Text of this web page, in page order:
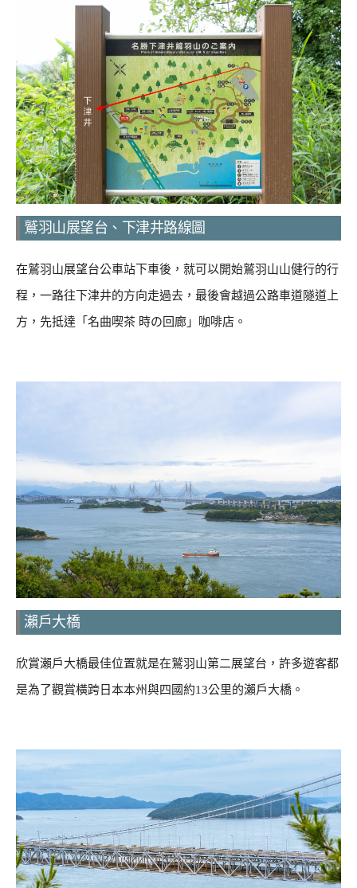
鷲羽山展望台、下津井路線圖
在鷲羽山展望台公車站下車後，就可以開始鷲羽山山健行的行
程，一路往下津井的方向走過去，最後會越過公路車道隧道上
方，先抵達「名曲喫茶 時の回廊」咖啡店。
瀨戶大橋
欣賞瀨戶大橋最佳位置就是在鷲羽山第二展望台，許多遊客都
是為了觀賞橫跨日本本州與四國約13公里的瀨戶大橋。